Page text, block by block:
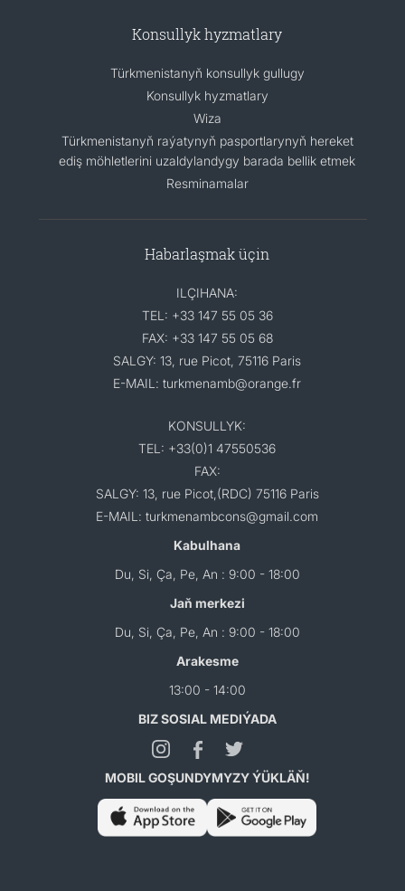
Konsullyk hyzmatlary
Türkmenistanyň konsullyk gullugy
Konsullyk hyzmatlary
Wiza
Türkmenistanyň raýatynyň pasportlarynyň hereket
ediş möhletlerini uzaldylandygy barada bellik etmek
Resminamalar
Habarlaşmak üçin
ILÇIHANA:
TEL: +33 147 55 05 36
FAX: +33 147 55 05 68
SALGY: 13, rue Picot, 75116 Paris
E-MAIL: turkmenamb@orange.fr
KONSULLYK:
TEL: +33(0)1 47550536
FAX:
SALGY: 13, rue Picot,(RDC) 75116 Paris
E-MAIL: turkmenambcons@gmail.com
Kabulhana
Du, Si, Ça, Pe, An : 9:00 - 18:00
Jaň merkezi
Du, Si, Ça, Pe, An : 9:00 - 18:00
Arakesme
13:00 - 14:00
BIZ SOSIAL MEDIÝADA
MOBIL GOŞUNDYMYZY ÝÜKLÄŇ!